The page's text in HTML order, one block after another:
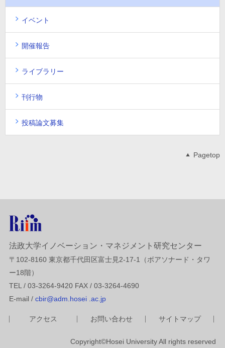
イベント
開催報告
ライブラリー
刊行物
投稿論文募集
Pagetop
法政大学イノベーション・マネジメント研究センター
〒102-8160 東京都千代田区富士見2-17-1（ボアソナード・タワ
ー18階）
TEL / 03-3264-9420 FAX / 03-3264-4690
E-mail / cbir@adm.hosei .ac.jp
アクセス お問い合わせ サイトマップ
Copyright©Hosei University All rights reserved